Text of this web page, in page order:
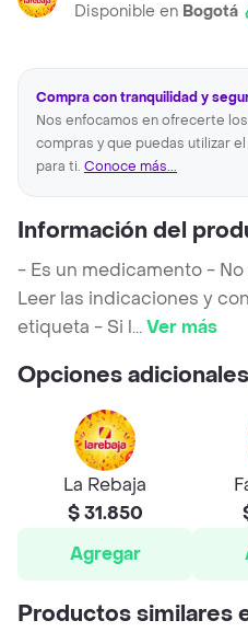
Disponible en Bogotá
Compra con tranquilidad y
Nos enfocamos en ofrecerte
compras y que puedas utilizar
para ti. Conoce más...
Información del
- Es un medicamento -
Leer las indicaciones y
etiqueta - Si l...Ver más
Opciones
La Rebaja
$ 31.850
Agregar
Productos similares